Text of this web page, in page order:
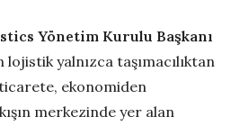
Yönetim Kurulu Başkanı
lojistik yalnızca taşımacılıktan
ekonomiden
merkezinde yer alan